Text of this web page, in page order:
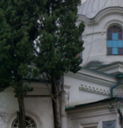
А потім було
Таврійського названо